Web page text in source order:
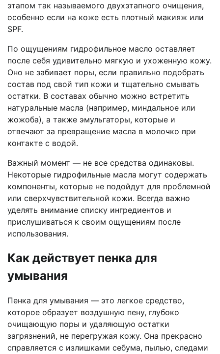
этапом так называемого двухэтапного очищения,
особенно если на коже есть плотный макияж или
SPF.
По ощущениям гидрофильное масло оставляет
после себя удивительно мягкую и ухоженную кожу.
Оно не забивает поры, если правильно подобрать
состав под свой тип кожи и тщательно смывать
остатки. В составах обычно можно встретить
натуральные масла (например, миндальное или
жожоба), а также эмульгаторы, которые и
отвечают за превращение масла в молочко при
контакте с водой.
Важный момент — не все средства одинаковы.
Некоторые гидрофильные масла могут содержать
компоненты, которые не подойдут для проблемной
или сверхчувствительной кожи. Всегда важно
уделять внимание списку ингредиентов и
прислушиваться к своим ощущениям после
использования.
Как действует пенка для
умывания
Пенка для умывания — это легкое средство,
которое образует воздушную пену, глубоко
очищающую поры и удаляющую остатки
загрязнений, не перегружая кожу. Она прекрасно
справляется с излишками себума, пылью, следами